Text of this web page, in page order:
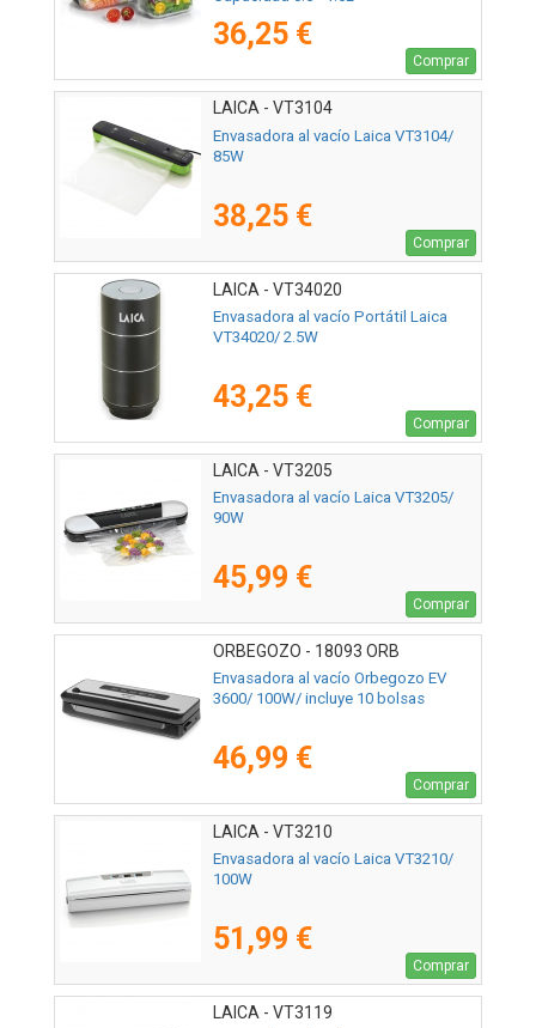
36,25 €
Comprar
LAICA - VT3104
Envasadora al vacío Laica VT3104/
85W
38,25 €
Comprar
LAICA - VT34020
Envasadora al vacío Portátil Laica
VT34020/ 2.5W
43,25 €
Comprar
LAICA - VT3205
Envasadora al vacío Laica VT3205/
90W
45,99 €
Comprar
ORBEGOZO - 18093 ORB
Envasadora al vacío Orbegozo EV
3600/ 100W/ incluye 10 bolsas
46,99 €
Comprar
LAICA - VT3210
Envasadora al vacío Laica VT3210/
100W
51,99 €
Comprar
LAICA - VT3119